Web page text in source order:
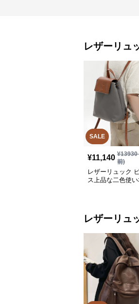
レザーリュ
SALE
¥11,140 ¥13930
前)
レザーリュック
ス上品な二色使い
レザーリュ